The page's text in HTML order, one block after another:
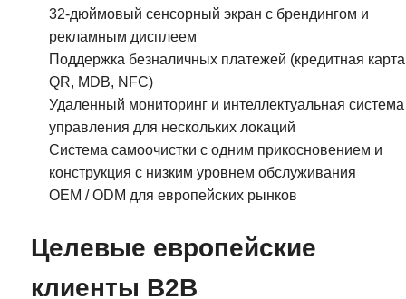
32-дюймовый сенсорный экран с брендингом и
рекламным дисплеем
Поддержка безналичных платежей (кредитная
QR, MDB, NFC)
Удаленный мониторинг и интеллектуальная система
управления для нескольких локаций
Система самоочистки с одним прикосновением и
конструкция с низким уровнем обслуживания
OEM / ODM для европейских рынков
Целевые европейские
клиенты B2B